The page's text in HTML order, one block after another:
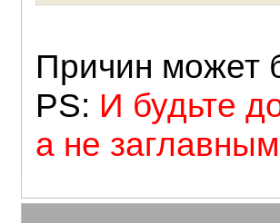
Причин может
PS: И будьте
а не